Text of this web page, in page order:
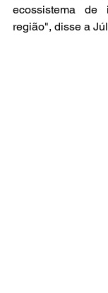
ecossistema de
região", disse a